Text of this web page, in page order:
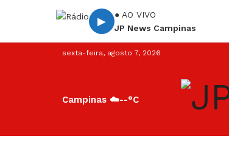
▶
● AO VIVO
JP News Campinas
sexta-feira, agosto 7, 2026
Campinas ☁️--°C